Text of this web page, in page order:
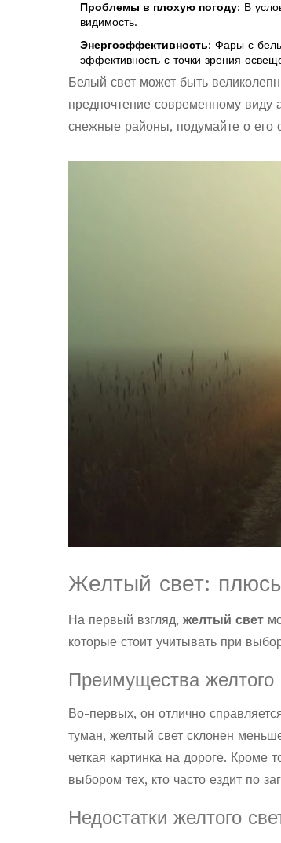
Проблемы в плохую погоду: В
видимость.
Энергоэффективность: Фары с
эффективность с точки зрения
Белый свет может быть
предпочтение современному виду
снежные районы, подумайте о его
Желтый свет:
На первый взгляд, желтый свет
которые стоит учитывать при
Преимущества желтого
Во-первых, он отлично
туман, желтый свет склонен
четкая картинка на дороге. Кроме
выбором тех, кто часто ездит по
Недостатки желтого